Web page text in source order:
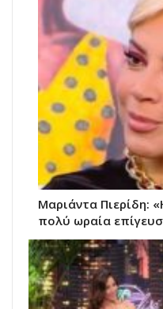
Μαριάντα Πιερίδη:
πολύ ωραία